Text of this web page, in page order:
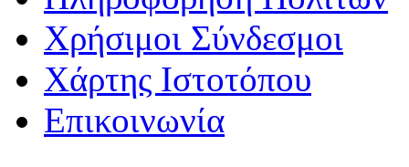
Χρήσιμοι Σύνδεσμοι
Χάρτης Ιστοτόπου
Επικοινωνία